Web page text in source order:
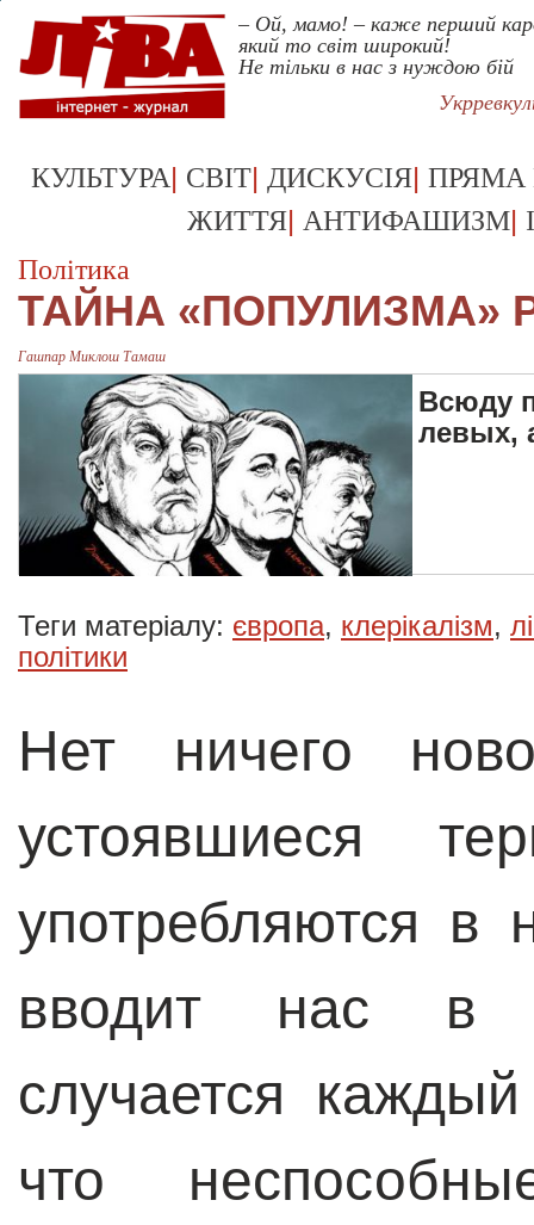
– Ой, мамо! – каже перший
який то світ широкий!
Не тільки в нас з нуждою бій
КУЛЬТУРА| СВІТ| ДИСКУСІЯ| ПРЯМА
ЖИТТЯ| АНТИФАШИЗМ|
Політика
ТАЙНА «ПОПУЛИЗМА»
Гашпар Миклош Тамаш
Всюду
левых,
Теги матеріалу: європа, клерікалізм,
політики
Нет ничего
устоявшиеся
употребляются
вводит нас в
случается
что